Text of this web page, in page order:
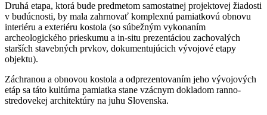
Druhá etapa, ktorá bude predmetom samostatnej projektovej žiadosti
v budúcnosti, by mala zahrnovať komplexnú pamiatkovú obnovu
interiéru a exteriéru kostola (so súbežným vykonaním
archeologického prieskumu a in-situ prezentáciou zachovalých
starších stavebných prvkov, dokumentujúcich vývojové etapy
objektu).
Záchranou a obnovou kostola a odprezentovaním jeho vývojových
etáp sa táto kultúrna pamiatka stane vzácnym dokladom ranno-
stredovekej architektúry na juhu Slovenska.